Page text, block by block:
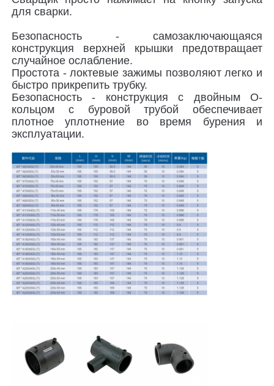
Электрофузионные фитинги
Фитинги для шпиготов
Переходные фитинги
Инструмент для стыковой сварки
Электрофузионные инструменты
Аксессуары Butt Fusion
Станок для стыковой сварки с ЧПУ
для сварки.
Безопасность - самозаключающаяся
конструкция верхней крышки предотвращает
случайное ослабление.
Простота - локтевые зажимы позволяют легко и
быстро прикрепить трубку.
Безопасность - конструкция с двойным О-
кольцом с буровой трубой обеспечивает
плотное уплотнение во время бурения и
эксплуатации.